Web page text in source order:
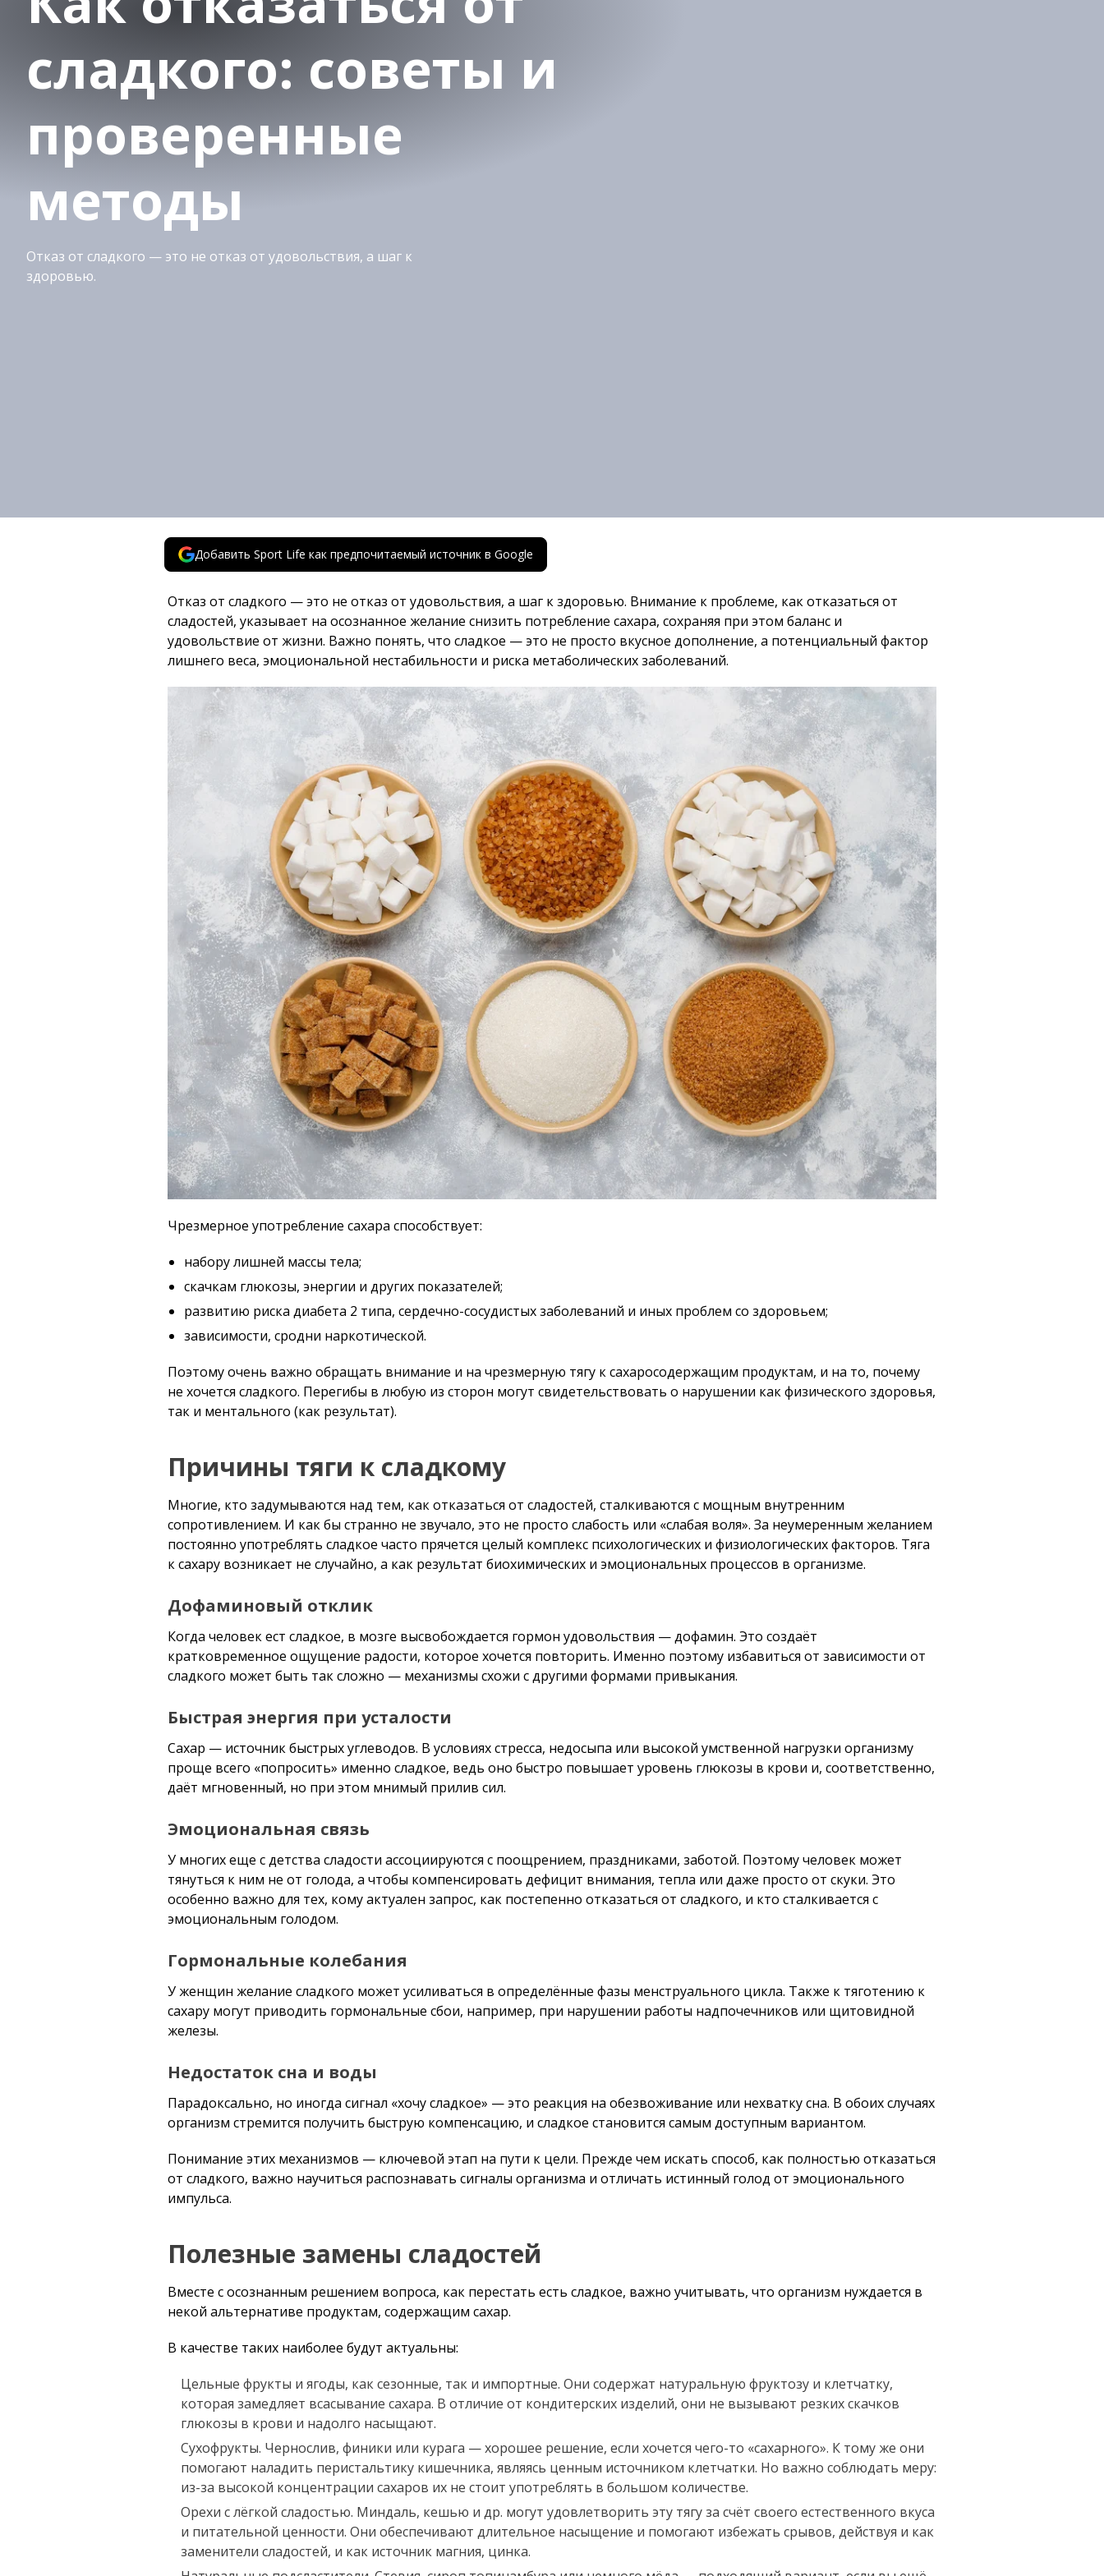
сладкого: советы и
проверенные
методы
Отказ от сладкого — это не отказ от удовольствия, а шаг к
здоровью.
Добавить Sport Life как предпочитаемый источник в Google
Отказ от сладкого — это не отказ от удовольствия, а шаг к здоровью. Внимание к проблеме, как отказаться от
сладостей, указывает на осознанное желание снизить потребление сахара, сохраняя при этом баланс и
удовольствие от жизни. Важно понять, что сладкое — это не просто вкусное дополнение, а потенциальный фактор
лишнего веса, эмоциональной нестабильности и риска метаболических заболеваний.
Чрезмерное употребление сахара способствует:
набору лишней массы тела;
скачкам глюкозы, энергии и других показателей;
развитию риска диабета 2 типа, сердечно-сосудистых заболеваний и иных проблем со здоровьем;
зависимости, сродни наркотической.
Поэтому очень важно обращать внимание и на чрезмерную тягу к сахаросодержащим продуктам, и на то, почему
не хочется сладкого. Перегибы в любую из сторон могут свидетельствовать о нарушении как физического здоровья,
так и ментального (как результат).
Причины тяги к сладкому
Многие, кто задумываются над тем, как отказаться от сладостей, сталкиваются с мощным внутренним
сопротивлением. И как бы странно не звучало, это не просто слабость или «слабая воля». За неумеренным желанием
постоянно употреблять сладкое часто прячется целый комплекс психологических и физиологических факторов. Тяга
к сахару возникает не случайно, а как результат биохимических и эмоциональных процессов в организме.
Дофаминовый отклик
Когда человек ест сладкое, в мозге высвобождается гормон удовольствия — дофамин. Это создаёт
кратковременное ощущение радости, которое хочется повторить. Именно поэтому избавиться от зависимости от
сладкого может быть так сложно — механизмы схожи с другими формами привыкания.
Быстрая энергия при усталости
Сахар — источник быстрых углеводов. В условиях стресса, недосыпа или высокой умственной нагрузки организму
проще всего «попросить» именно сладкое, ведь оно быстро повышает уровень глюкозы в крови и, соответственно,
даёт мгновенный, но при этом мнимый прилив сил.
Эмоциональная связь
У многих еще с детства сладости ассоциируются с поощрением, праздниками, заботой. Поэтому человек может
тянуться к ним не от голода, а чтобы компенсировать дефицит внимания, тепла или даже просто от скуки. Это
особенно важно для тех, кому актуален запрос, как постепенно отказаться от сладкого, и кто сталкивается с
эмоциональным голодом.
Гормональные колебания
У женщин желание сладкого может усиливаться в определённые фазы менструального цикла. Также к тяготению к
сахару могут приводить гормональные сбои, например, при нарушении работы надпочечников или щитовидной
железы.
Недостаток сна и воды
Парадоксально, но иногда сигнал «хочу сладкое» — это реакция на обезвоживание или нехватку сна. В обоих случаях
организм стремится получить быструю компенсацию, и сладкое становится самым доступным вариантом.
Понимание этих механизмов — ключевой этап на пути к цели. Прежде чем искать способ, как полностью отказаться
от сладкого, важно научиться распознавать сигналы организма и отличать истинный голод от эмоционального
импульса.
Полезные замены сладостей
Вместе с осознанным решением вопроса, как перестать есть сладкое, важно учитывать, что организм нуждается в
некой альтернативе продуктам, содержащим сахар.
В качестве таких наиболее будут актуальны:
Цельные фрукты и ягоды, как сезонные, так и импортные. Они содержат натуральную фруктозу и клетчатку,
которая замедляет всасывание сахара. В отличие от кондитерских изделий, они не вызывают резких скачков
глюкозы в крови и надолго насыщают.
Сухофрукты. Чернослив, финики или курага — хорошее решение, если хочется чего-то «сахарного». К тому же они
помогают наладить перистальтику кишечника, являясь ценным источником клетчатки. Но важно соблюдать меру:
из-за высокой концентрации сахаров их не стоит употреблять в большом количестве.
Орехи с лёгкой сладостью. Миндаль, кешью и др. могут удовлетворить эту тягу за счёт своего естественного вкуса
и питательной ценности. Они обеспечивают длительное насыщение и помогают избежать срывов, действуя и как
заменители сладостей, и как источник магния, цинка.